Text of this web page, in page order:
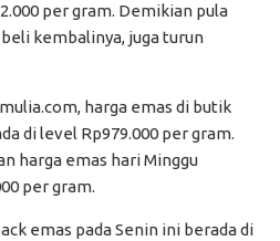
per gram. Demikian pula
kembalinya, juga turun
harga emas di butik
di level Rp979.000 per gram.
harga emas hari Minggu
per gram.
emas pada Senin ini berada di